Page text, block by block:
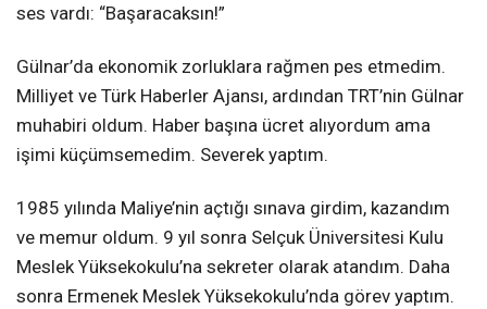
ses vardı: “Başaracaksın!”
Gülnar’da ekonomik zorluklara rağmen pes etmedim.
Milliyet ve Türk Haberler Ajansı, ardından TRT’nin Gülnar
muhabiri oldum. Haber başına ücret alıyordum ama
işimi küçümsemedim. Severek yaptım.
1985 yılında Maliye’nin açtığı sınava girdim, kazandım
ve memur oldum. 9 yıl sonra Selçuk Üniversitesi Kulu
Meslek Yüksekokulu’na sekreter olarak atandım. Daha
sonra Ermenek Meslek Yüksekokulu’nda görev yaptım.